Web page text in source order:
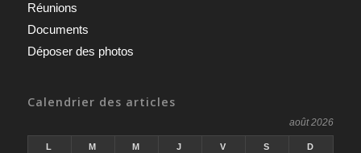
Réunions
Documents
Déposer des photos
Calendrier des articles
août 2026
L M M J V S D